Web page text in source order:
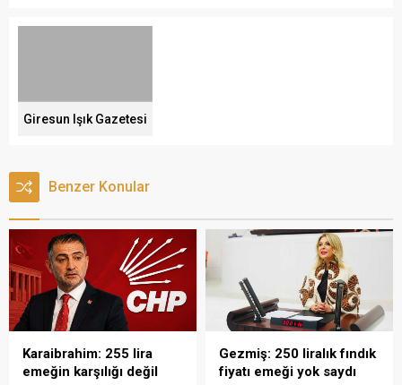
Giresun Işık Gazetesi
Benzer Konular
Karaibrahim: 255 lira
emeğin karşılığı değil
Gezmiş: 250 liralık fındık
fiyatı emeği yok saydı